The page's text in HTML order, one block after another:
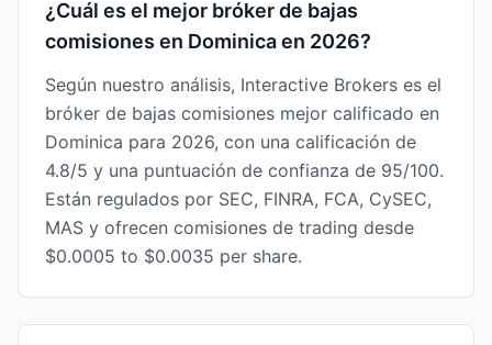
¿Cuál es el mejor bróker de bajas
comisiones en Dominica en 2026?
Según nuestro análisis, Interactive Brokers es el
bróker de bajas comisiones mejor calificado en
Dominica para 2026, con una calificación de
4.8/5 y una puntuación de confianza de 95/100.
Están regulados por SEC, FINRA, FCA, CySEC,
MAS y ofrecen comisiones de trading desde
$0.0005 to $0.0035 per share.